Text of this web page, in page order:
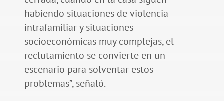
habiendo situaciones de violencia
intrafamiliar y situaciones
socioeconómicas muy complejas, el
reclutamiento se convierte en un
escenario para solventar estos
problemas”, señaló.